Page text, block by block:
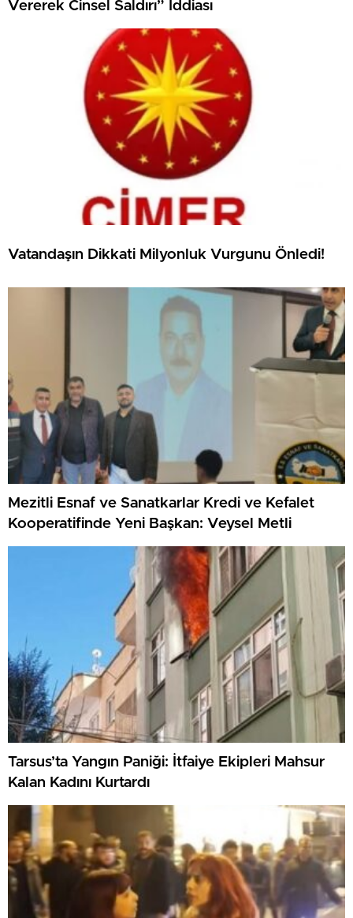
Vererek Cinsel Saldırı” İddiası
Vatandaşın Dikkati Milyonluk Vurgunu Önledi!
Mezitli Esnaf ve Sanatkarlar Kredi ve Kefalet
Kooperatifinde Yeni Başkan: Veysel Metli
Tarsus’ta Yangın Paniği: İtfaiye Ekipleri Mahsur
Kalan Kadını Kurtardı